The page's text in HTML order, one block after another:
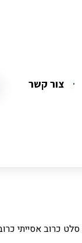
צור קשר
סלט כרוב אסייתי